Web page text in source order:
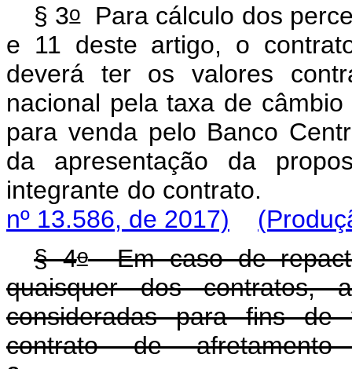
§ 3oPara cálculo dos
e 11 deste artigo, o
deverá ter os valores
nacional pela taxa de
para venda pelo Banco
da apresentação da
integrante do
nº 13.586, de 2017)
§ 4oEm caso de
quaisquer dos contratos,
consideradas para fins de
contrato de